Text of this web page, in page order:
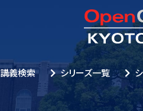
講義検索 シリーズ一覧